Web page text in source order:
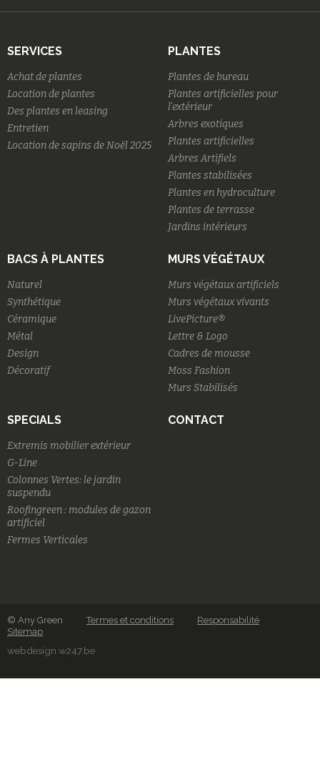
SERVICES
Achat de plantes
Location de plantes
Des plantes en leasing
Entretien
Location de sapins de Noël 2025
PLANTES
Plantes de bureau
Plantes artificielles pour
l'extérieur
Arbres exotiques
Plantes artificielles
Arbres Artifiels
Plantes stabilisées
Plantes en hydroculture
Plantes de terrasse
Jardins intérieurs
BACS À PLANTES
Naturel
Synthétique
Céramique
Métal
Design
Décoratif
MURS VÉGÉTAUX
Murs végétaux artificiels
Murs végétaux vivants
LivePicture®
Lettre & Logo
Cadres de mousse
Moss Fashion
Murs Stabilisés
SPECIALS
Extremis mobilier extérieur
G-Line
Colonnes Vertes: le jardin
suspendu
Roofingreen : modules de gazon
artificiel
Fermes Verticales
CONTACT
© Any Green Termes et conditions
Responsabilité
Sitemap
webdesign w247.be